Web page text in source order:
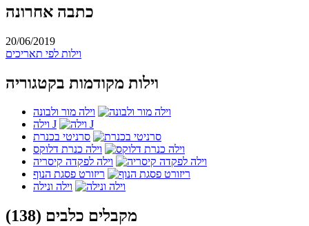
כתבה אחרונה
20/06/2019
וילות לפי תאריכים
וילות מקודמות בקטגוריה
וילה מור ולבונה
וילה J
סרניטי בכנרת
וילה כנרת דלוקס
וילה לפקדה קיסריה
ריזורט פסגת הנוף
וילה ונילה
מקבלים כלבים (138)